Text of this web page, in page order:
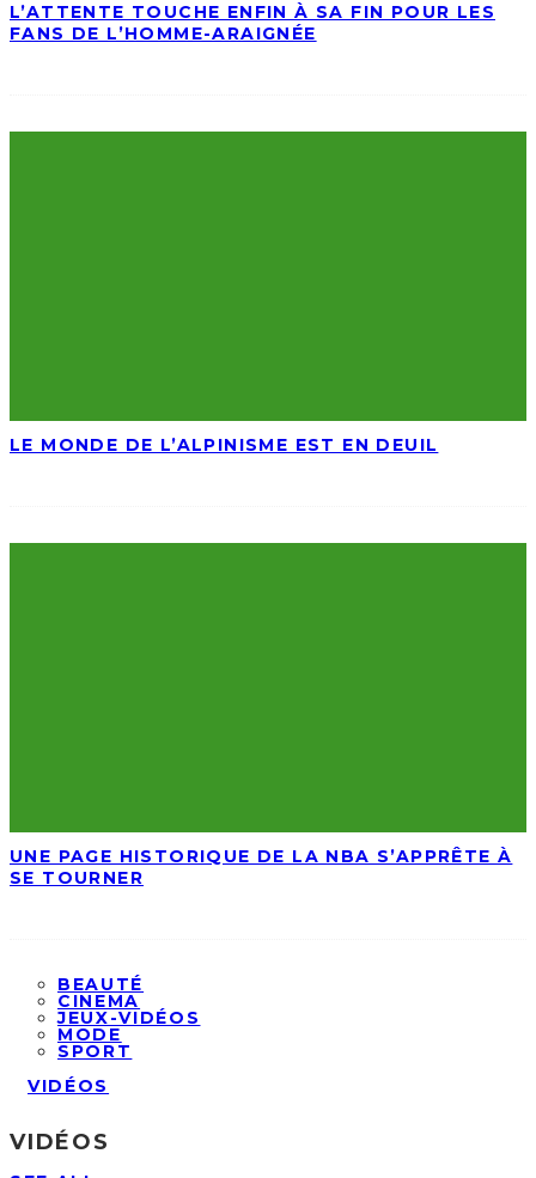
L’ATTENTE TOUCHE ENFIN À SA FIN POUR LES
FANS DE L’HOMME-ARAIGNÉE
LE MONDE DE L’ALPINISME EST EN DEUIL
UNE PAGE HISTORIQUE DE LA NBA S’APPRÊTE À
SE TOURNER
BEAUTÉ
CINEMA
JEUX-VIDÉOS
MODE
SPORT
VIDÉOS
VIDÉOS